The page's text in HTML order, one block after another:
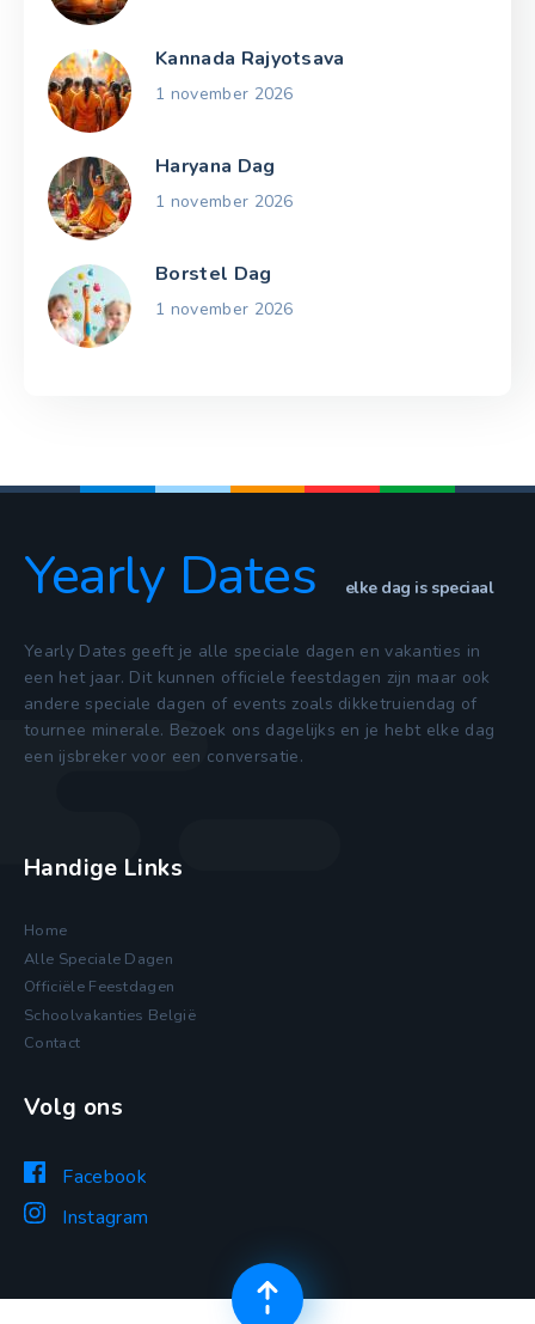
Kannada Rajyotsava
1 november 2026
Haryana Dag
1 november 2026
Borstel Dag
1 november 2026
Yearly Dates elke dag is speciaal
Yearly Dates geeft je alle speciale dagen en vakanties in
een het jaar. Dit kunnen officiele feestdagen zijn maar ook
andere speciale dagen of events zoals dikketruiendag of
tournee minerale. Bezoek ons dagelijks en je hebt elke dag
een ijsbreker voor een conversatie.
Handige Links
Home
Alle Speciale Dagen
Officiële Feestdagen
Schoolvakanties België
Contact
Volg ons
Facebook
Instagram